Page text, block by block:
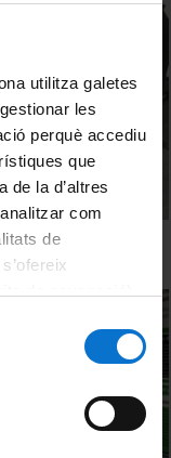
utilitza galetes
les
perquè accediu
que
de la d’altres
com
de
web de la